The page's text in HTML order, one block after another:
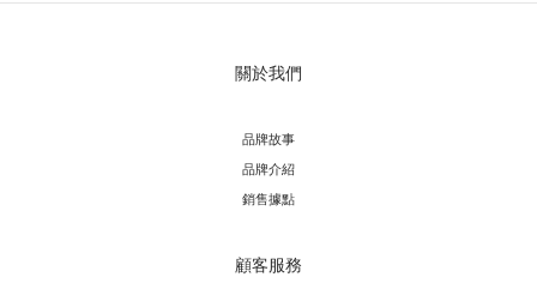
關於我們
品牌故事
品牌介紹
銷售據點
顧客服務